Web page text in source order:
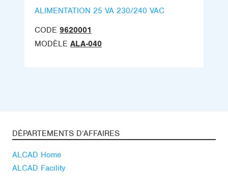
ALIMENTATION 25 VA 230/240 VAC
CODE 9620001
MODÈLE ALA-040
DÉPARTEMENTS D’AFFAIRES
ALCAD Home
ALCAD Facility